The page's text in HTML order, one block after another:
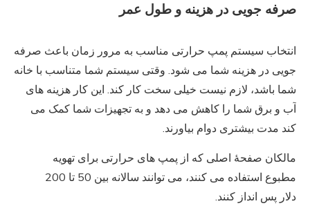
صرفه جویی در هزینه و طول عمر
انتخاب سیستم پمپ حرارتی مناسب به مرور زمان باعث صرفه
جویی در هزینه شما می شود. وقتی سیستم شما متناسب با خانه
شما باشد، لازم نیست خیلی سخت کار کند. این کار هزینه های
آب و برق شما را کاهش می دهد و به تجهیزات شما کمک می
کند مدت بیشتری دوام بیاورند.
مالکان صفحهٔ اصلی که از پمپ های حرارتی برای تهویه
مطبوع استفاده می کنند، می توانند سالانه بین 50 تا 200
دلار پس انداز کنند.